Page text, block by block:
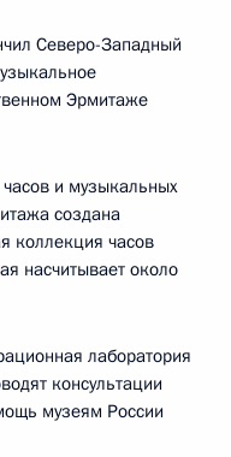
Северо-Западный
Эрмитаже
и музыкальных
создана
коллекция часов
насчитывает около
лаборатория
консультации
музеям России